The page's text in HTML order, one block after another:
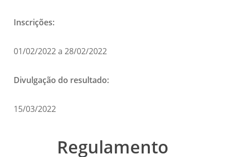
Inscrições:
01/02/2022 a 28/02/2022
Divulgação do resultado:
15/03/2022
Regulamento